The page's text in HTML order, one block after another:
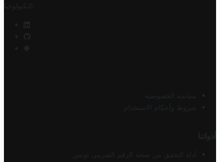
التكنولوجيا
سياسة الخصوصية
شروط وأحكام الاستخدام
أدواتنا
أداة التحقق من صحة الرقم الضريبي تونس